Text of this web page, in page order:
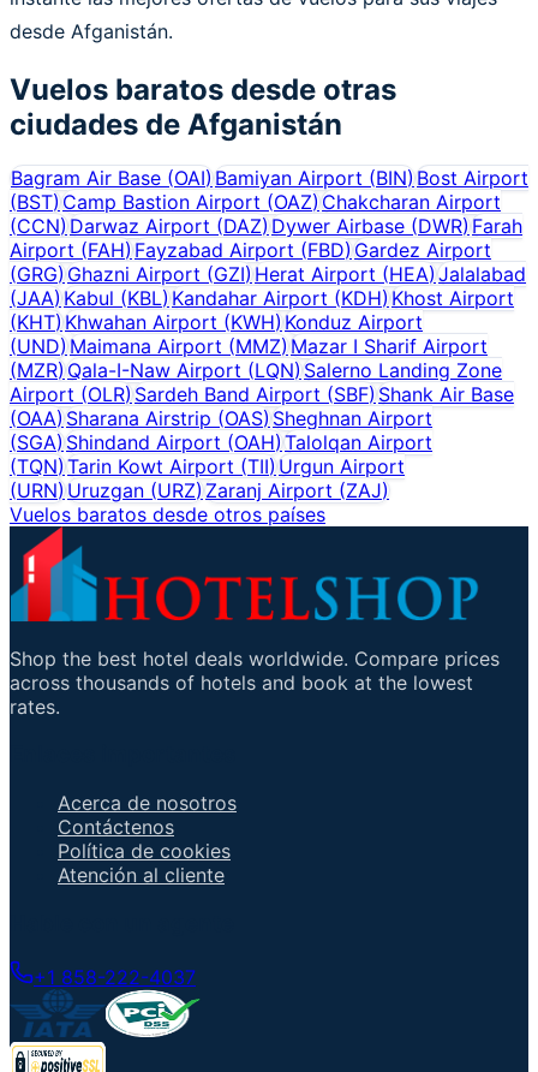
desde Afganistán.
Vuelos baratos desde otras
ciudades de Afganistán
Bagram Air Base (OAI)Bamiyan Airport (BIN)Bost Airport
(BST)Camp Bastion Airport (OAZ) Chakcharan Airport
(CCN)Darwaz Airport (DAZ) Dywer Airbase (DWR) Farah
Airport (FAH)Fayzabad Airport (FBD) Gardez Airport
(GRG)Ghazni Airport (GZI) Herat Airport (HEA) Jalalabad
(JAA)Kabul (KBL) Kandahar Airport (KDH) Khost Airport
(KHT)Khwahan Airport (KWH) Konduz Airport
(UND)Maimana Airport (MMZ)Mazar I Sharif Airport
(MZR)Qala-I-Naw Airport (LQN) Salerno Landing Zone
Airport (OLR)Sardeh Band Airport (SBF) Shank Air Base
(OAA)Sharana Airstrip (OAS) Sheghnan Airport
(SGA)Shindand Airport (OAH) Talolqan Airport
(TQN)Tarin Kowt Airport (TII) Urgun Airport
(URN)Uruzgan (URZ) Zaranj Airport (ZAJ)
Vuelos baratos desde otros países
Shop the best hotel deals worldwide. Compare prices
across thousands of hotels and book at the lowest
rates.
Acerca de nosotros
Contáctenos
Política de cookies
Atención al cliente
+1 858-222-4037